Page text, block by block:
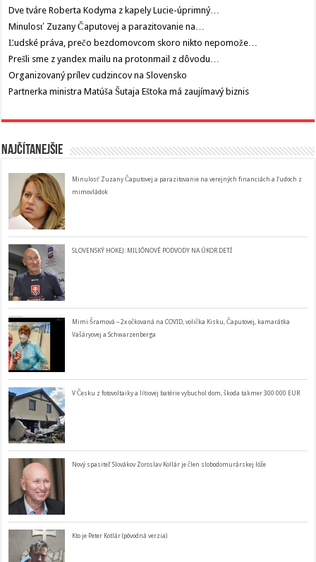
Dve tváre Roberta Kodyma z kapely Lucie-úprimný…
Minulosť Zuzany Čaputovej a parazitovanie na…
Ľudské práva, prečo bezdomovcom skoro nikto nepomože…
Prešli sme z yandex mailu na protonmail z dôvodu…
Organizovaný prílev cudzincov na Slovensko
Partnerka ministra Matúša Šutaja Eštoka má zaujímavý biznis
Najčítanejšie
Minulosť Zuzany Čaputovej a parazitovanie na verejných financiách a ľudoch z
mimovládok
SLOVENSKÝ HOKEJ: MILIÓNOVÉ PODVODY NA ÚKOR DETÍ
Mimi Šramová – 2x očkovaná na COVID, volička Kisku, Čaputovej, kamarátka
Vašáryovej a Schwarzenberga
V Česku z fotovoltaiky a lítiovej batérie vybuchol dom, škoda takmer 300 000 EUR
Nový spasiteľ Slovákov Zoroslav Kollár je člen slobodomurárskej lóže
Kto je Peter Kotlár (pôvodná verzia)